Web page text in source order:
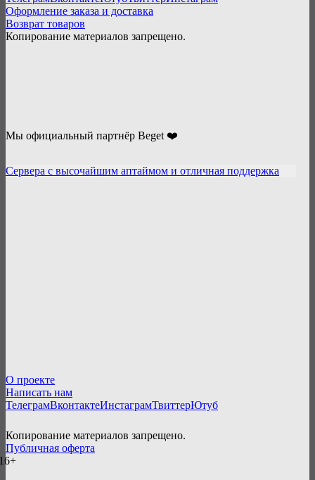
Оформление заказа и доставка
Возврат товаров
Копирование материалов запрещено.
Мы официальный партнёр Beget ❤️
Сервера с высочайшим аптаймом и отличная поддержка
О проекте
Написать нам
ТелеграмВконтактеИнстаграмТвиттерЮтуб
Копирование материалов запрещено.
Публичная оферта